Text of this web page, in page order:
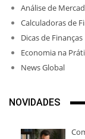
Análise de
Calculadoras de
Dicas de Finanças
Economia na
News Global
NOVIDADES